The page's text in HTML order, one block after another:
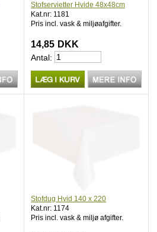
Stofservietter Hvide 48x48cm
Kat.nr: 1181
Pris incl. vask & miljøafgifter.
14,85 DKK
Antal:
Stofdug Hvid 140 x 220
Kat.nr: 1174
Pris incl. vask & miljø afgifter.